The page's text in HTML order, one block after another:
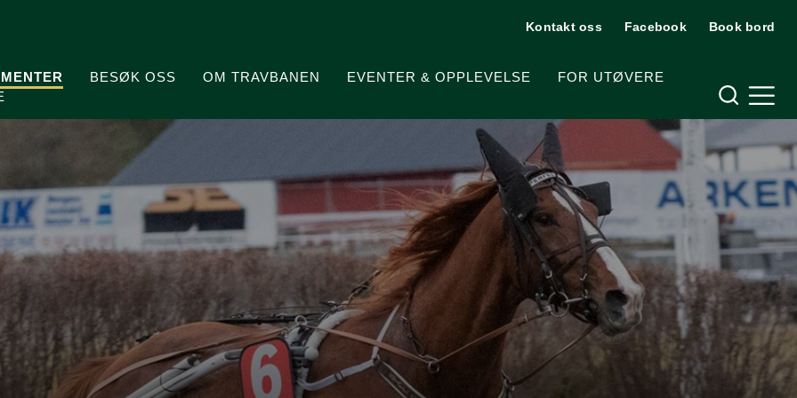
Kontakt oss Facebook Book bord
BESØK OSS OM TRAVBANEN EVENTER & OPPLEVELSE
FOR UTØVERE